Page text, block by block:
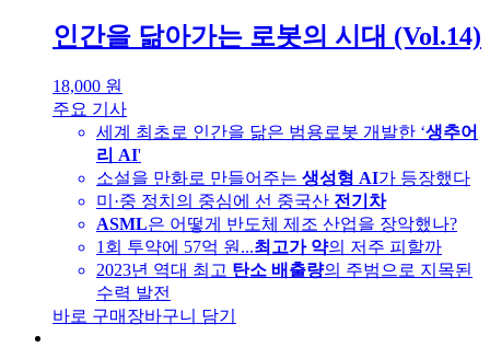
인간을 닮아가는 로봇의 시대 (Vol.14)
18,000 원
주요 기사
세계 최초로 인간을 닮은 범용로봇 개발한 ‘생추어
리 AI'
소설을 만화로 만들어주는 생성형 AI가 등장했다
미·중 정치의 중심에 선 중국산 전기차
ASML은 어떻게 반도체 제조 산업을 장악했나?
1회 투약에 57억 원...최고가 약의 저주 피할까
2023년 역대 최고 탄소 배출량의 주범으로 지목된
수력 발전
바로 구매 장바구니 담기